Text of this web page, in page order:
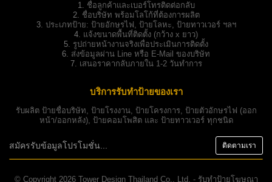
1. ชื่อลูกค้าและเบอร์โทรติดต่อกลับ
2. ชื่อบริษัท พร้อมโลโก้ที่ต้องการผลิต
3. ประเภทป้าย: ป้ายอักษรไฟ, ป้ายโลหะ, ป้ายทาวเวอร์ ฯลฯ
4. แจ้งขนาดพื้นที่ติดตั้ง (กว้าง x ยาว)
5. รูปถ่ายหน้างานจริงเพื่อประเมินการติดตั้ง
6. ส่งข้อมูลผ่าน Line หรือ E-Mail ของบริษัท
7. เสนอราคากลับภายใน 1-2 วันทำการ
บริการรับทำป้ายของเรา
รับผลิต ป้ายชื่อบริษัท, ป้ายโรงงาน, ป้ายโครงการ, ป้ายตัวอักษรไฟ (ออก
หน้า/ออกหลัง), ป้ายคอมโพสิตและ ป้ายทาวเวอร์ทุกชนิด
© Copyright 2026 Tower Design Thailand Co., Ltd. - รับทำป้ายโฆษณา